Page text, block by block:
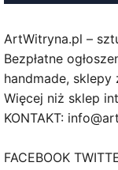
ArtWitryna.pl –
Bezpłatne
handmade, sklepy
Więcej niż sklep
KONTAKT:
FACEBOOK